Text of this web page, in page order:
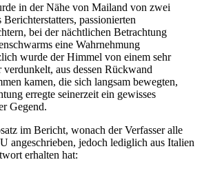
in der Nähe von Mailand von zwei
Berichterstatters, passionierten
bei der nächtlichen Betrachtung
eine Wahrnehmung
wurde der Himmel von einem sehr
aus dessen Rückwand
kamen, die sich langsam bewegten,
erregte seinerzeit ein gewisses
Gegend.
im Bericht, wonach der Verfasser alle
angeschrieben, jedoch lediglich aus Italien
erhalten hat: